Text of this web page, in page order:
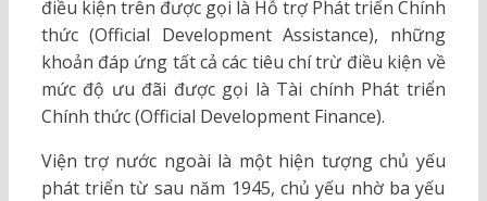
điều kiện trên được gọi là Hỗ trợ Phát triển Chính
thức (Official Development Assistance), những
khoản đáp ứng tất cả các tiêu chí trừ điều kiện về
mức độ ưu đãi được gọi là Tài chính Phát triển
Chính thức (Official Development Finance).
Viện trợ nước ngoài là một hiện tượng chủ yếu
phát triển từ sau năm 1945, chủ yếu nhờ ba yếu